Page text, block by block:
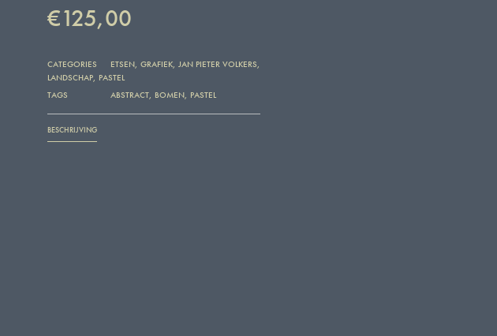
€125,00
CATEGORIES ETSEN, GRAFIEK, JAN PIETER VOLKERS,
LANDSCHAP, PASTEL
TAGS
ABSTRACT, BOMEN, PASTEL
BESCHRIJVING